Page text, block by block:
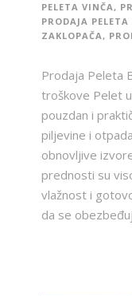
PELETA VINČA,
PRODAJA PELETA
ZAKLOPAČA,
Prodaja Peleta
troškove Pelet
pouzdan i
piljevine i
obnovljive
prednosti su
vlažnost i
da se